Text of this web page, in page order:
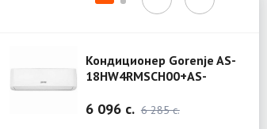
Кондиционер Gorenje AS-
18HW4RMSCH00+AS-
18HW4RMSCH00 (Mercury)
6 285 c.